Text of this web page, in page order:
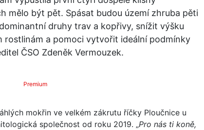
mělo být pět. Spásat budou území zhruba pěti
druhy trav a kopřivy, snížit výšku
a pomoci vytvořit ideální podmínky
ČSO Zdeněk Vermouzek.
Premium
mokřin ve velkém zákrutu říčky Ploučnice u
společnost od roku 2019. „Pro nás ti koně,